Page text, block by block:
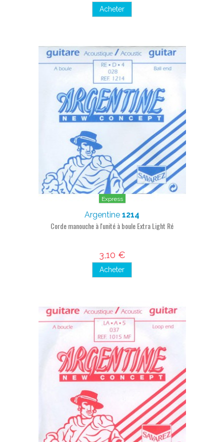
Acheter
Express
Argentine 1214
Corde manouche à l'unité à boule Extra Light Ré
3,10 €
Acheter